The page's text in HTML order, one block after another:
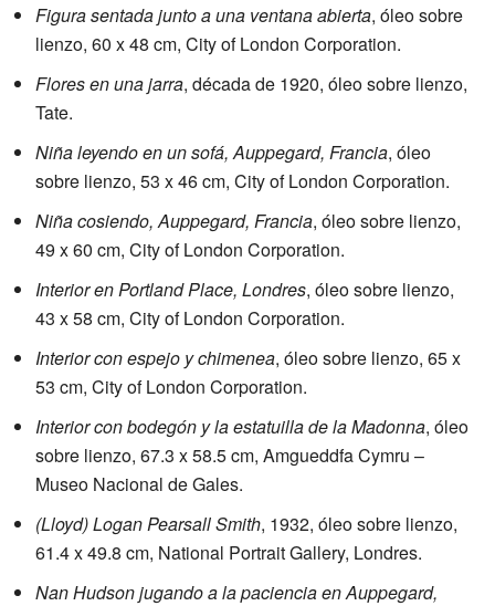
Figura sentada junto a una ventana abierta, óleo sobre
lienzo, 60 x 48 cm, City of London Corporation.
Flores en una jarra, década de 1920, óleo sobre lienzo,
Tate.
Niña leyendo en un sofá, Auppegard, Francia, óleo
sobre lienzo, 53 x 46 cm, City of London Corporation.
Niña cosiendo, Auppegard, Francia, óleo sobre lienzo,
49 x 60 cm, City of London Corporation.
Interior en Portland Place, Londres, óleo sobre lienzo,
43 x 58 cm, City of London Corporation.
Interior con espejo y chimenea, óleo sobre lienzo, 65 x
53 cm, City of London Corporation.
Interior con bodegón y la estatuilla de la Madonna, óleo
sobre lienzo, 67.3 x 58.5 cm, Amgueddfa Cymru –
Museo Nacional de Gales.
(Lloyd) Logan Pearsall Smith, 1932, óleo sobre lienzo,
61.4 x 49.8 cm, National Portrait Gallery, Londres.
Nan Hudson jugando a la paciencia en Auppegard,